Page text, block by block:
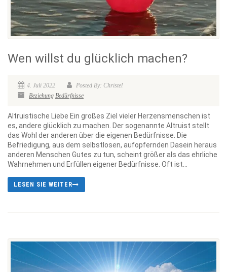
Wen willst du glücklich machen?
4. Juli 2022
Posted By: Christel
Beziehung Bedürfnisse
Altruistische Liebe Ein großes Ziel vieler Herzensmenschen ist
es, andere glücklich zu machen. Der sogenannte Altruist stellt
das Wohl der anderen über die eigenen Bedürfnisse. Die
Befriedigung, aus dem selbstlosen, aufopfernden Dasein heraus
anderen Menschen Gutes zu tun, scheint größer als das ehrliche
Wahrnehmen und Erfüllen eigener Bedürfnisse. Oft ist...
LESEN SIE WEITER